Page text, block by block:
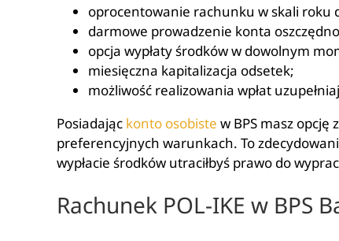
oprocentowanie rachunku w skali roku
darmowe prowadzenie konta
opcja wypłaty środków w dowolnym
miesięczna kapitalizacja odsetek;
możliwość realizowania wpłat
Posiadając konto osobiste w BPS masz opcję
preferencyjnych warunkach. To
wypłacie środków utraciłbyś prawo do
Rachunek POL-IKE w BPS